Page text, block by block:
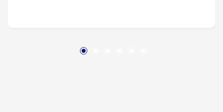
(Minuto Pão de Açúcar, Tauste, mercados e